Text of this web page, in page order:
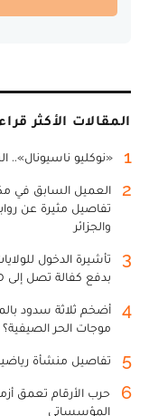
المقالات الأكثر
1 «نوكليو ناسيونال»..
2
العميل السابق في
تفاصيل مثيرة عن
والجزائر
3
بدفع كفالة تصل إلى 20 ألف دولار
4
أضخم ثلاثة سدود
موجات الحر الصيفية؟
5 تفاصيل منشأة رياضية
6
حرب الأرقام تعمق
المؤسساتي